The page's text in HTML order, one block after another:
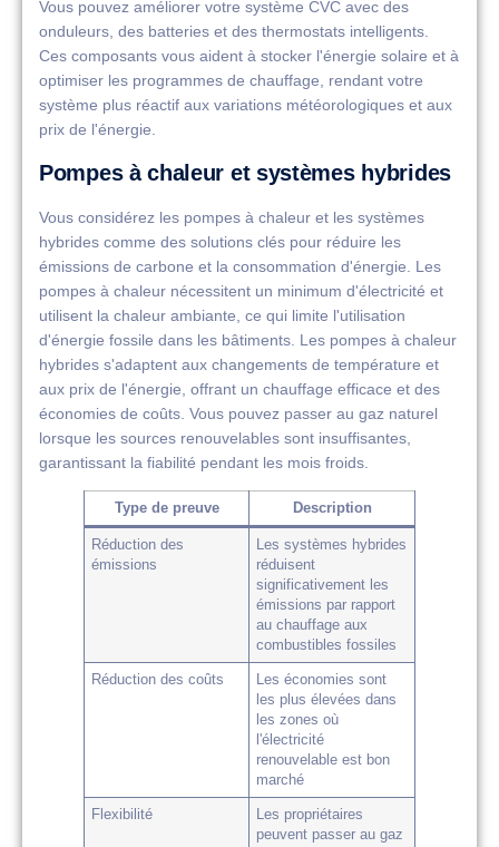
Vous pouvez améliorer votre système CVC avec des
onduleurs, des batteries et des thermostats intelligents.
Ces composants vous aident à stocker l'énergie solaire et à
optimiser les programmes de chauffage, rendant votre
système plus réactif aux variations météorologiques et aux
prix de l'énergie.
Pompes à chaleur et systèmes hybrides
Vous considérez les pompes à chaleur et les systèmes
hybrides comme des solutions clés pour réduire les
émissions de carbone et la consommation d'énergie. Les
pompes à chaleur nécessitent un minimum d'électricité et
utilisent la chaleur ambiante, ce qui limite l'utilisation
d'énergie fossile dans les bâtiments. Les pompes à chaleur
hybrides s'adaptent aux changements de température et
aux prix de l'énergie, offrant un chauffage efficace et des
économies de coûts. Vous pouvez passer au gaz naturel
lorsque les sources renouvelables sont insuffisantes,
garantissant la fiabilité pendant les mois froids.
Type de preuve Description
Réduction des
émissions
Les systèmes hybrides
réduisent
significativement les
émissions par rapport
au chauffage aux
combustibles fossiles
Réduction des coûts
Les économies sont
les plus élevées dans
les zones où
l'électricité
renouvelable est bon
marché
Flexibilité
Les propriétaires
peuvent passer au gaz